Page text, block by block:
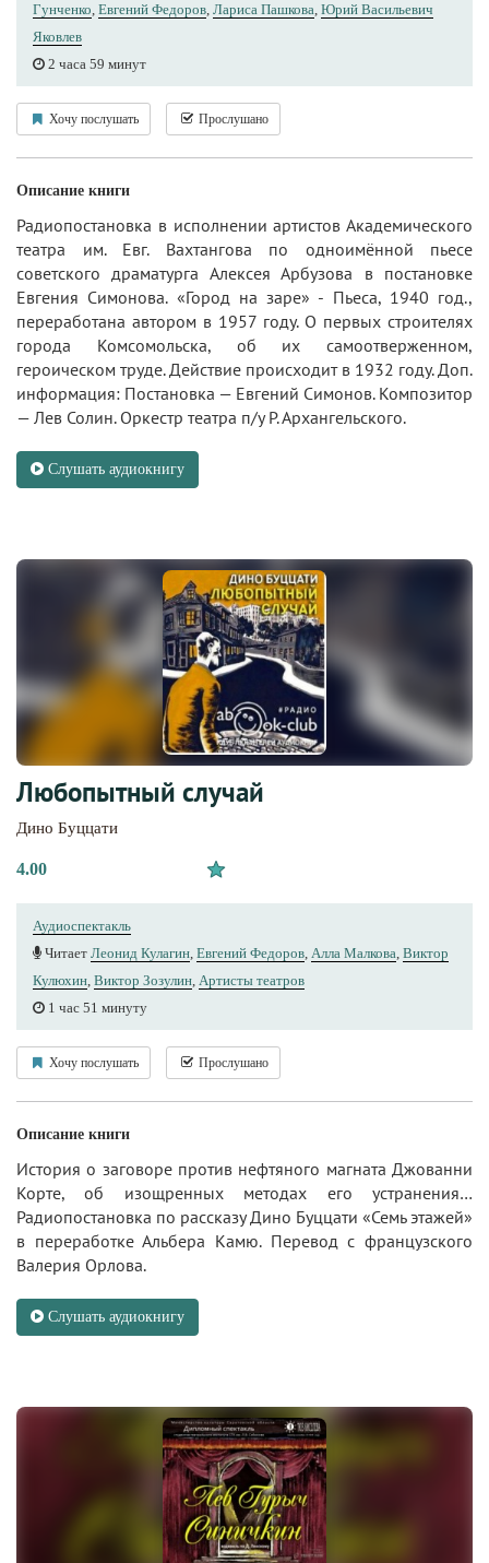
Гунченко, Евгений Федоров, Лариса Пашкова, Юрий Вacильeвич
Яковлев
2 часа 59 минут
Хочу послушать Прослушано
Описание книги
Радиопостановка в исполнении артистов Академического
театра им. Евг. Вахтангова по одноимённой пьесе
советского драматурга Алексея Арбузова в постановке
Евгения Симонова. «Город на заре» - Пьеса, 1940 год.,
переработана автором в 1957 году. О первых строителях
города Комсомольска, об их самоотверженном,
героическом труде. Действие происходит в 1932 году. Доп.
информация: Постановка — Евгений Симонов. Композитор
— Лев Солин. Оркестр театра п/у Р. Архангельского.
Слушать аудиокнигу
Любопытный случай
Дино Буццати
4.00
Аудиоспектакль
Читает Леонид Кулагин, Евгений Федоров, Алла Малкова, Виктор
Кулюхин, Виктор Зозулин, Артисты теaтров
1 час 51 минуту
Хочу послушать Прослушано
Описание книги
История о заговоре против нефтяного магната Джованни
Корте, об изощренных методах его устранения…
Радиопостановка по рассказу Дино Буццати «Семь этажей»
в переработке Альбера Камю. Перевод с французского
Валерия Орлова.
Слушать аудиокнигу